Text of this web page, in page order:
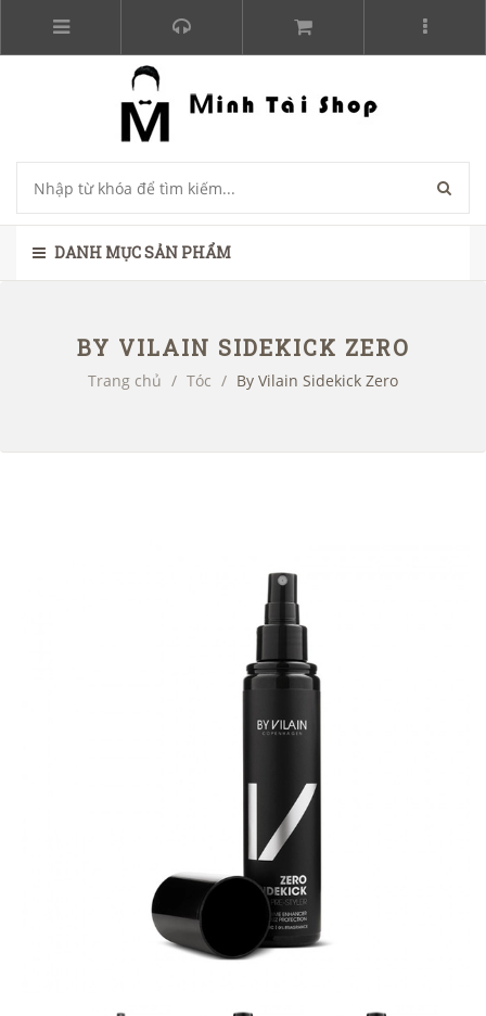
DANH MỤC SẢN PHẨM
BY VILAIN SIDEKICK ZERO
Trang chủ / Tóc / By Vilain Sidekick Zero